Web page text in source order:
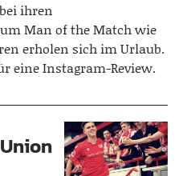
ihren
Man of the Match wie
erholen sich im Urlaub.
eine Instagram-Review.